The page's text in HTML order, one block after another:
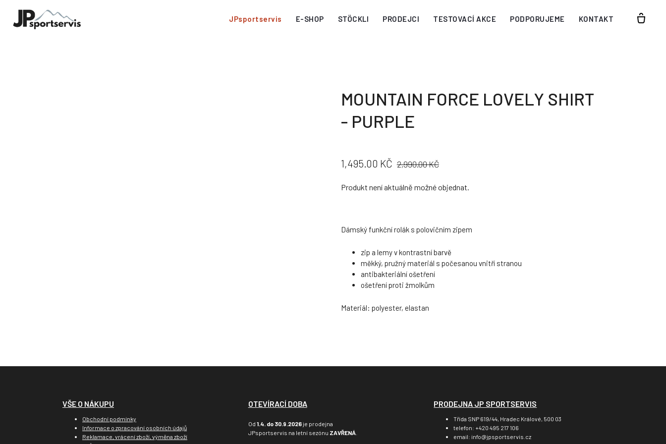
JPsportservis E-SHOP STÖCKLI PRODEJCI TESTOVACÍ AKCE PODPORUJEME KONTAKT
MOUNTAIN FORCE LOVELY SHIRT
- PURPLE
CENA:
1,495.00 KČ PŮVODNÍ
CENA:
2,990.00 KČ
Produkt není aktuálně možné objednat.
Dámský funkční rolák s polovičním zipem
zip a lemy v kontrastní barvě
měkký, pružný materiál s počesanou vnitří stranou
antibakteriální ošetření
ošetření proti žmolkům
Materiál: polyester, elastan
VŠE O NÁKUPU
Obchodní podmínky
Informace o zpracování osobních údajů
Reklamace, vrácení zboží, výměna zboží
OTEVÍRACÍ DOBA
Od 1.4. do 30.9.2026je prodejna
JPsportservis na letní sezónu ZAVŘENÁ.
PRODEJNA JP SPORTSERVIS
Třída SNP 619/44, Hradec Králové, 500 03
telefon: +420 495 217 106
email: info@jpsportservis.cz